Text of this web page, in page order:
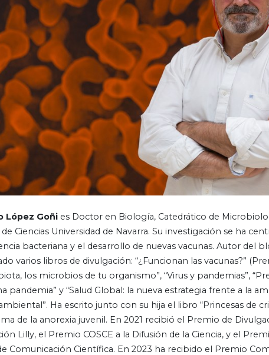
López Goñies Doctor en Biología, Catedrático de
Ciencias Universidad de Navarra. Su investigación se ha
bacteriana y el desarrollo de nuevas vacunas. Autor del
varios libros de divulgación: “¿Funcionan las vacunas?”
los microbios de tu organismo”, “Virus y pandemias”,
pandemia” y “Salud Global: la nueva estrategia frente a la
Ha escrito junto con su hija el libro “Princesas de
de la anorexia juvenil. En 2021 recibió el Premio de
Lilly, el Premio COSCE a la Difusión de la Ciencia, y el
Comunicación Científica. En 2023 ha recibido el Premio